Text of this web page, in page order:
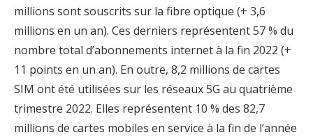
millions sont souscrits sur la fibre optique (+ 3,6
millions en un an). Ces derniers représentent 57 % du
nombre total d’abonnements internet à la fin 2022 (+
11 points en un an). En outre, 8,2 millions de cartes
SIM ont été utilisées sur les réseaux 5G au quatrième
trimestre 2022. Elles représentent 10 % des 82,7
millions de cartes mobiles en service à la fin de l’année